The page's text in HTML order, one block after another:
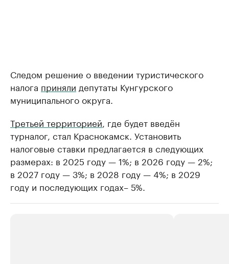
Следом решение о введении туристического
налога приняли депутаты Кунгурского
муниципального округа.
Третьей территорией , где будет введён
турналог, стал Краснокамск. Установить
налоговые ставки предлагается в следующих
размерах: в 2025 году — 1%; в 2026 году — 2%;
в 2027 году — 3%; в 2028 году — 4%; в 2029
году и последующих годах– 5%.